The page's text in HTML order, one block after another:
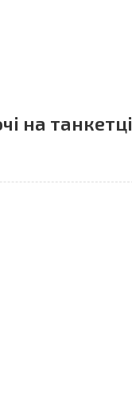
на танкетці